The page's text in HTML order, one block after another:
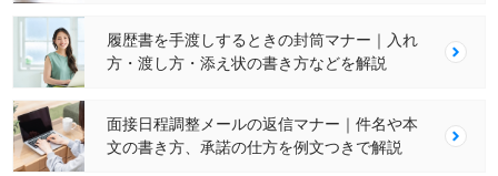
履歴書を手渡しするときの封筒マナー｜入れ
方・渡し方・添え状の書き方などを解説
面接日程調整メールの返信マナー｜件名や本
文の書き方、承諾の仕方を例文つきで解説